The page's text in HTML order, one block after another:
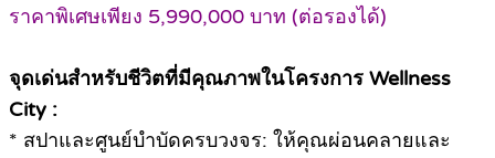
ราคาพิเศษเพียง 5,990,000 บาท (ต่อรองได้)
จุดเด่นสำหรับชีวิตที่มีคุณภาพในโครงการ Wellness
City :
* สปาและศูนย์บำบัดครบวงจร: ให้คุณผ่อนคลายและ